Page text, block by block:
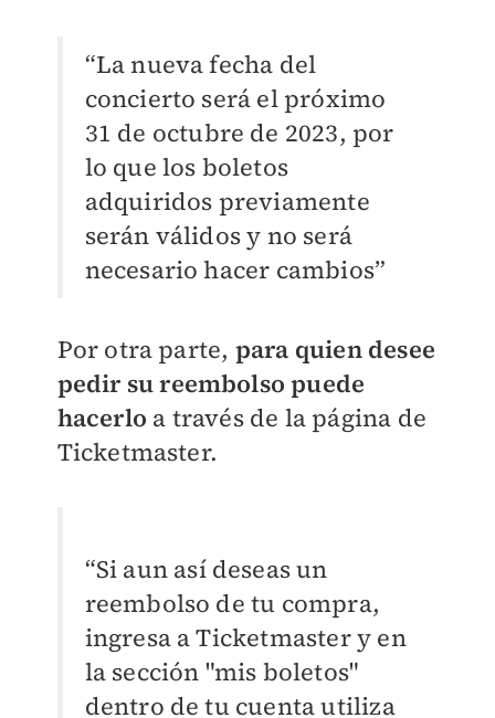
“La nueva fecha del
concierto será el próximo
31 de octubre de 2023, por
lo que los boletos
adquiridos previamente
serán válidos y no será
necesario hacer cambios”
Por otra parte, para quien desee
pedir su reembolso puede
hacerlo a través de la página de
Ticketmaster.
“Si aun así deseas un
reembolso de tu compra,
ingresa a Ticketmaster y en
la sección "mis boletos"
dentro de tu cuenta utiliza